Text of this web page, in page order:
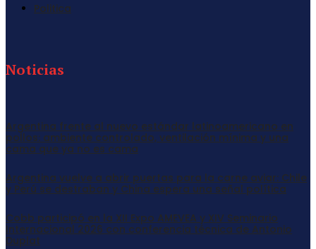
Politica
Noticias
Argentina frente al nuevo estándar latinoamericano en
pollos: ambiente controlado, ventilación mínima y una
cama que ya no es cama
Argentina vuelve a abrir puertas para la carne aviar: Chile
y Perú se destraban y China espera una señal política
Cobb participó en la XII Expo AMEVEA y XIV Seminario
Internacional 2026 con conferencia técnica de Antonio
Duplat